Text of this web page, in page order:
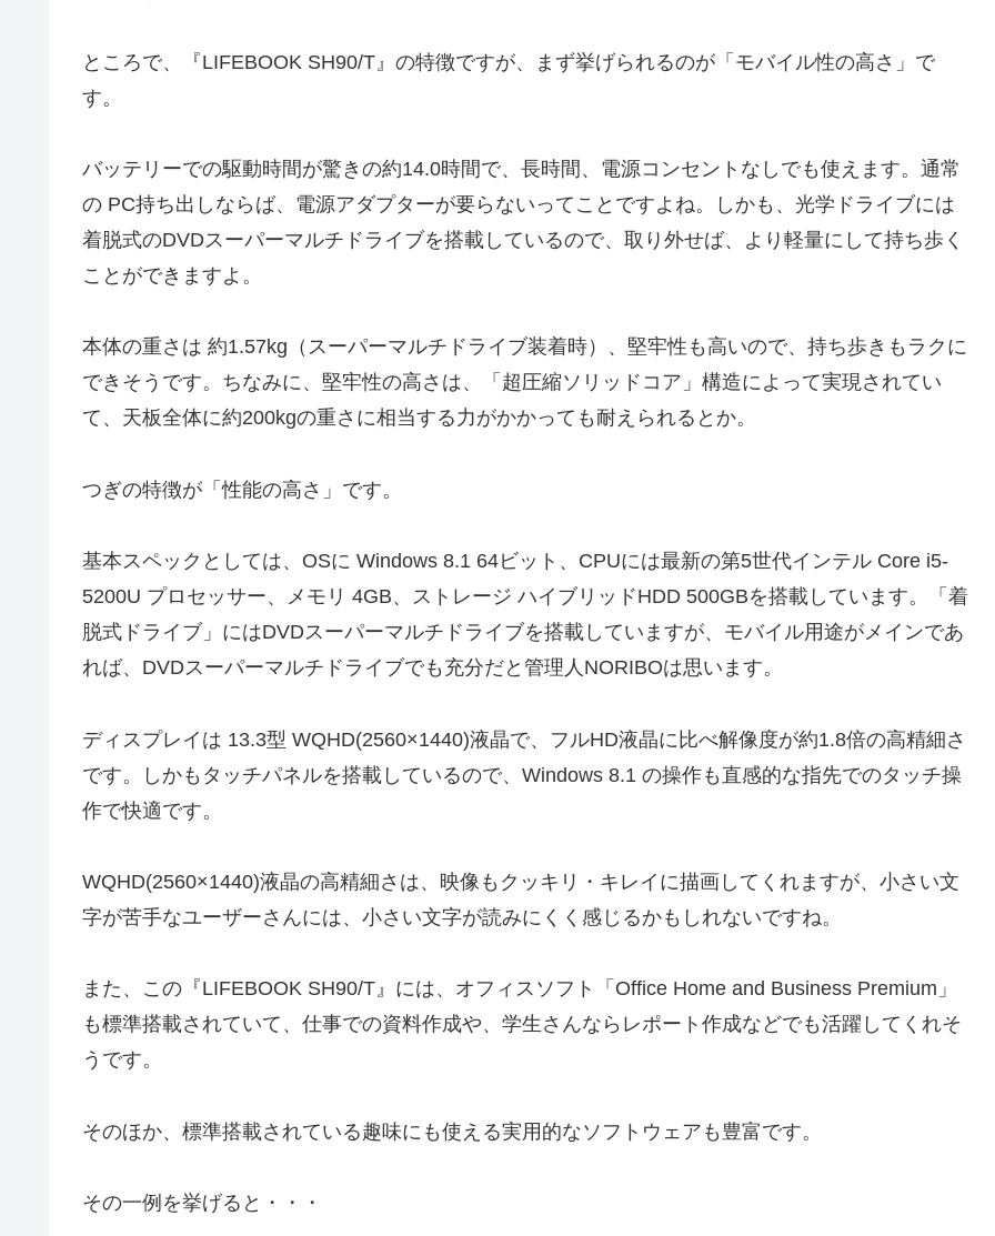
ところで、『LIFEBOOK SH90/T』の特徴ですが、まず挙げられるのが「モバイル性の高さ」で
す。
バッテリーでの駆動時間が驚きの約14.0時間で、長時間、電源コンセントなしでも使えます。通常
の PC持ち出しならば、電源アダプターが要らないってことですよね。しかも、光学ドライブには
着脱式のDVDスーパーマルチドライブを搭載しているので、取り外せば、より軽量にして持ち歩く
ことができますよ。
本体の重さは 約1.57kg（スーパーマルチドライブ装着時）、堅牢性も高いので、持ち歩きもラクに
できそうです。ちなみに、堅牢性の高さは、「超圧縮ソリッドコア」構造によって実現されてい
て、天板全体に約200kgの重さに相当する力がかかっても耐えられるとか。
つぎの特徴が「性能の高さ」です。
基本スペックとしては、OSに Windows 8.1 64ビット、CPUには最新の第5世代インテル Core i5-
5200U プロセッサー、メモリ 4GB、ストレージ ハイブリッドHDD 500GBを搭載しています。「着
脱式ドライブ」にはDVDスーパーマルチドライブを搭載していますが、モバイル用途がメインであ
れば、DVDスーパーマルチドライブでも充分だと管理人NORIBOは思います。
ディスプレイは 13.3型 WQHD(2560×1440)液晶で、フルHD液晶に比べ解像度が約1.8倍の高精細さ
です。しかもタッチパネルを搭載しているので、Windows 8.1 の操作も直感的な指先でのタッチ操
作で快適です。
WQHD(2560×1440)液晶の高精細さは、映像もクッキリ・キレイに描画してくれますが、小さい文
字が苦手なユーザーさんには、小さい文字が読みにくく感じるかもしれないですね。
また、この『LIFEBOOK SH90/T』には、オフィスソフト「Office Home and Business Premium」
も標準搭載されていて、仕事での資料作成や、学生さんならレポート作成などでも活躍してくれそ
うです。
そのほか、標準搭載されている趣味にも使える実用的なソフトウェアも豊富です。
その一例を挙げると・・・